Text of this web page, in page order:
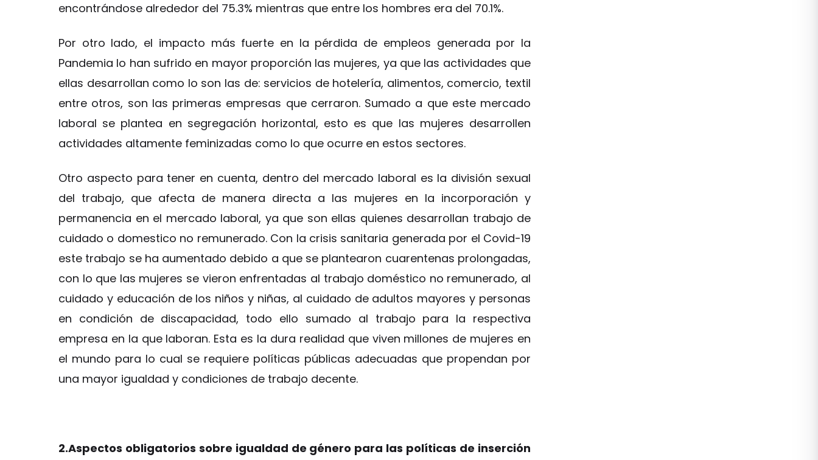
encontrándose alrededor del 75.3% mientras que entre los hombres era del 70.1%.
Por otro lado, el impacto más fuerte en la pérdida de empleos generada por la
Pandemia lo han sufrido en mayor proporción las mujeres, ya que las actividades que
ellas desarrollan como lo son las de: servicios de hotelería, alimentos, comercio, textil
entre otros, son las primeras empresas que cerraron. Sumado a que este mercado
laboral se plantea en segregación horizontal, esto es que las mujeres desarrollen
actividades altamente feminizadas como lo que ocurre en estos sectores.
Otro aspecto para tener en cuenta, dentro del mercado laboral es la división sexual
del trabajo, que afecta de manera directa a las mujeres en la incorporación y
permanencia en el mercado laboral, ya que son ellas quienes desarrollan trabajo de
cuidado o domestico no remunerado. Con la crisis sanitaria generada por el Covid-19
este trabajo se ha aumentado debido a que se plantearon cuarentenas prolongadas,
con lo que las mujeres se vieron enfrentadas al trabajo doméstico no remunerado, al
cuidado y educación de los niños y niñas, al cuidado de adultos mayores y personas
en condición de discapacidad, todo ello sumado al trabajo para la respectiva
empresa en la que laboran. Esta es la dura realidad que viven millones de mujeres en
el mundo para lo cual se requiere políticas públicas adecuadas que propendan por
una mayor igualdad y condiciones de trabajo decente.
2.Aspectos obligatorios sobre igualdad de género para las políticas de inserción